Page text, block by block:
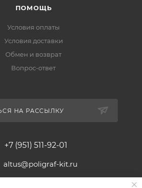
ПОМОЩЬ
Условия оплаты
Условия доставки
Обмен и возврат
Вопрос-ответ
НА РАССЫЛКУ
+7 (951) 511-92-01
altus@poligraf-kit.ru